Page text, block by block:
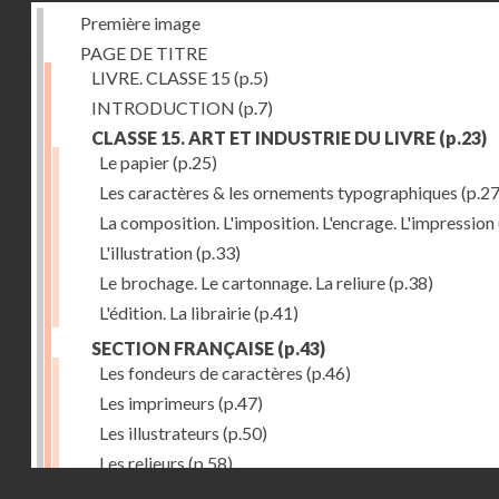
Première image
PAGE DE TITRE
LIVRE. CLASSE 15 (p.5)
INTRODUCTION (p.7)
CLASSE 15. ART ET INDUSTRIE DU LIVRE (p.23)
Le papier(p.25)
Les caractères & les ornements typographiques
La composition. L'imposition. L'encrage. L'impression
L'illustration(p.33)
Le brochage. Le cartonnage. La reliure(p.38)
L'édition. La librairie(p.41)
SECTION FRANÇAISE (p.43)
Les fondeurs de caractères (p.46)
Les imprimeurs (p.47)
Les illustrateurs (p.50)
Les relieurs (p.58)